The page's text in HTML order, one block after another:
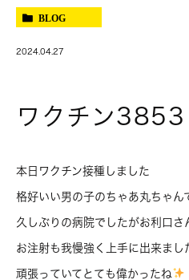
BLOG
2024.04.27
ワクチン3853
本日ワクチン接種しました
格好いい男の子のちゃあ丸ちゃん
久しぶりの病院でしたがお利口さ
お注射も我慢強く上手に出来まし
頑張っていてとても偉かったね